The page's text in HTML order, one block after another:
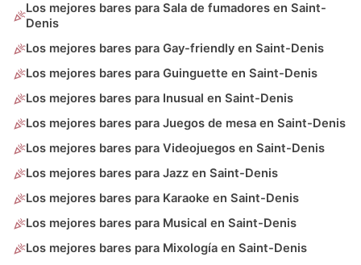
Los mejores bares para Sala de fumadores en Saint-
Denis
Los mejores bares para Gay-friendly en Saint-Denis
Los mejores bares para Guinguette en Saint-Denis
Los mejores bares para Inusual en Saint-Denis
Los mejores bares para Juegos de mesa en Saint-Denis
Los mejores bares para Videojuegos en Saint-Denis
Los mejores bares para Jazz en Saint-Denis
Los mejores bares para Karaoke en Saint-Denis
Los mejores bares para Musical en Saint-Denis
Los mejores bares para Mixología en Saint-Denis